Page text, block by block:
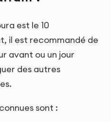
est le 10
il est recommandé de
avant ou un jour
des autres
sont :